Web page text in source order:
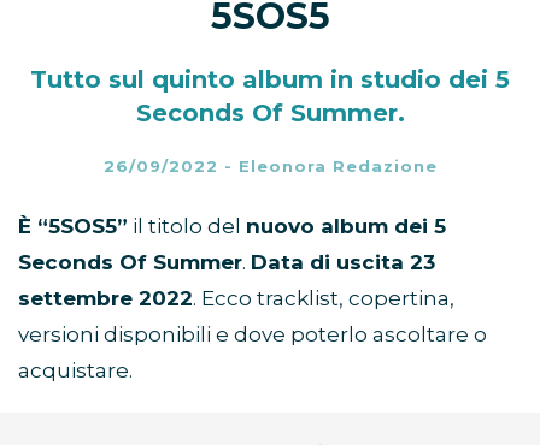
5SOS5
Tutto sul quinto album in studio dei 5
Seconds Of Summer.
26/09/2022 - Eleonora Redazione
È “5SOS5” il titolo del nuovo album dei 5
Seconds Of Summer. Data di uscita 23
settembre 2022. Ecco tracklist, copertina,
versioni disponibili e dove poterlo ascoltare o
acquistare.